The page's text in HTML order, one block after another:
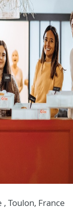
Toulon, France